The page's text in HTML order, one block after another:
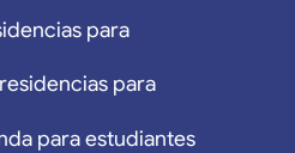
para
para
para estudiantes